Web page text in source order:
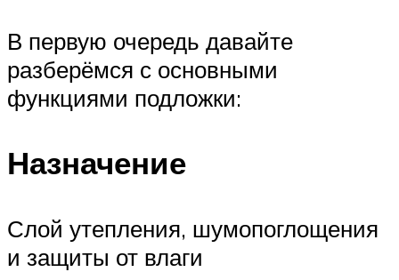
В первую очередь давайте
разберёмся с основными
функциями подложки:
Назначение
Слой утепления, шумопоглощения
и защиты от влаги